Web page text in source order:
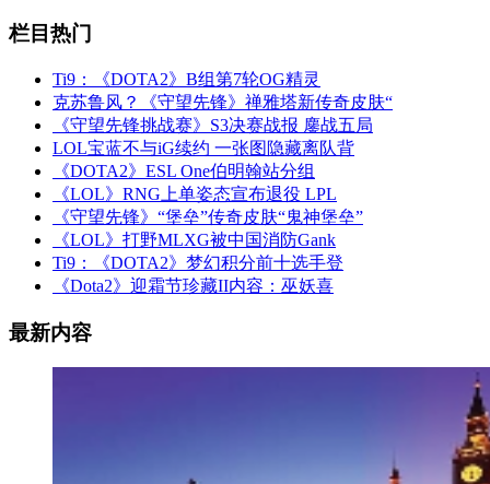
栏目热门
Ti9：《DOTA2》B组第7轮OG精灵
克苏鲁风？《守望先锋》禅雅塔新传奇皮肤“
《守望先锋挑战赛》S3决赛战报 鏖战五局
LOL宝蓝不与iG续约 一张图隐藏离队背
《DOTA2》ESL One伯明翰站分组
《LOL》RNG上单姿态宣布退役 LPL
《守望先锋》“堡垒”传奇皮肤“鬼神堡垒”
《LOL》打野MLXG被中国消防Gank
Ti9：《DOTA2》梦幻积分前十选手登
《Dota2》迎霜节珍藏II内容：巫妖喜
最新内容